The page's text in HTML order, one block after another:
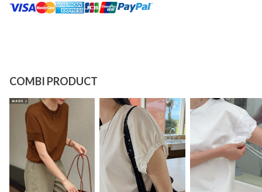
COMBI PRODUCT